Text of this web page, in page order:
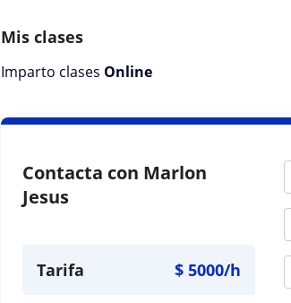
Mis clases
Imparto clases Online
Contacta con Marlon
Jesus
Tarifa $5000/h